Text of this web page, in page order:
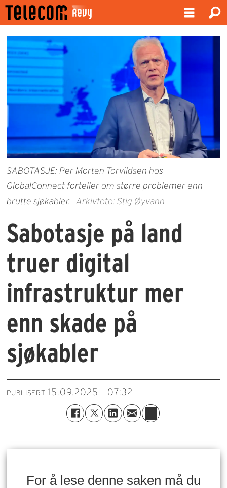
SABOTASJE: Per Morten Torvildsen hos
GlobalConnect forteller om større problemer enn
brutte sjøkabler.
Arkivfoto: Stig Øyvann
Sabotasje på land
truer digital
infrastruktur mer
enn skade på
sjøkabler
PUBLISERT 15.09.2025 - 07:32
For å lese denne saken må du